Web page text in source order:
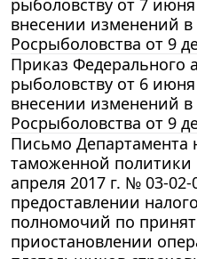
внесении изменений
Росрыболовства от 9
Приказ Федерального
рыболовству от 6
внесении изменений
Росрыболовства от 9
Письмо Департамента
таможенной
апреля 2017 г. № 03-
предоставлении
полномочий по
приостановлении